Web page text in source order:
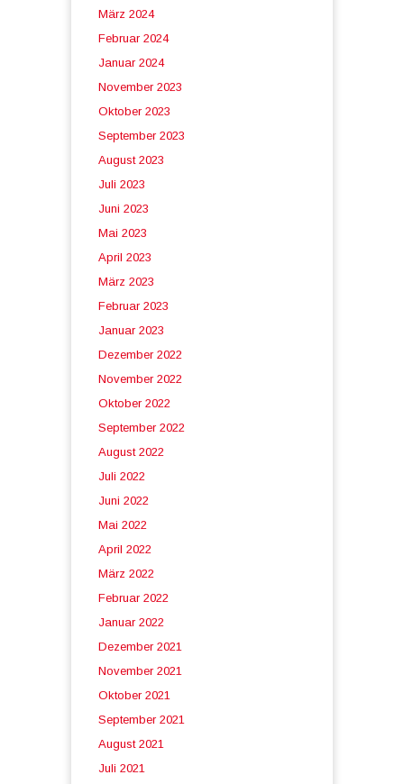
März 2024
Februar 2024
Januar 2024
November 2023
Oktober 2023
September 2023
August 2023
Juli 2023
Juni 2023
Mai 2023
April 2023
März 2023
Februar 2023
Januar 2023
Dezember 2022
November 2022
Oktober 2022
September 2022
August 2022
Juli 2022
Juni 2022
Mai 2022
April 2022
März 2022
Februar 2022
Januar 2022
Dezember 2021
November 2021
Oktober 2021
September 2021
August 2021
Juli 2021